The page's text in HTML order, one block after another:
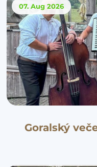
07. Aug 2026
Goralský